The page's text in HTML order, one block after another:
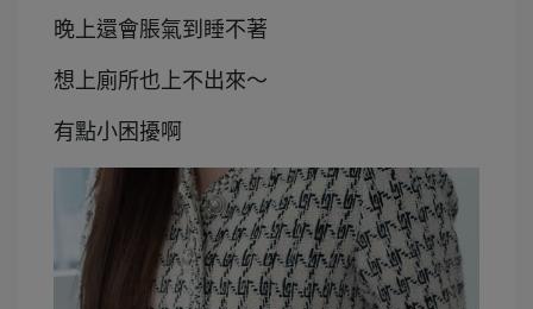
晚上還會脹氣到睡不著
想上廁所也上不出來～
有點小困擾啊